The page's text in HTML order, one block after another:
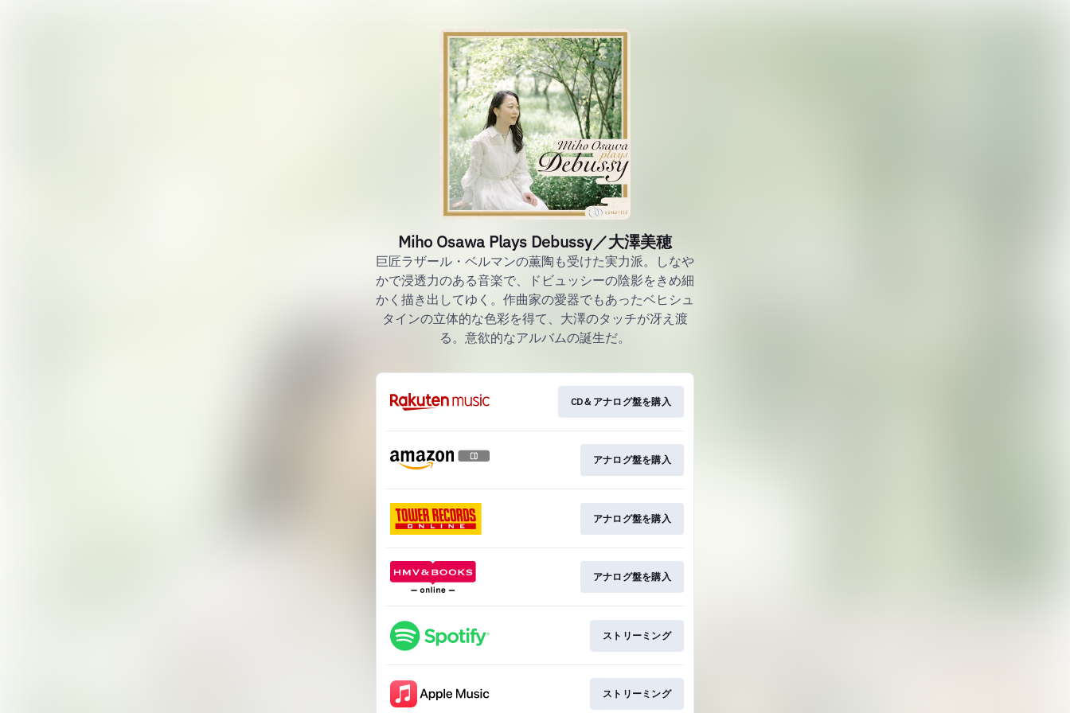
Miho Osawa Plays Debussy／大澤美穂
巨匠ラザール・ベルマンの薫陶も受けた実力派。しなや
かで浸透力のある音楽で、ドビュッシーの陰影をきめ細
かく描き出してゆく。作曲家の愛器でもあったベヒシュ
タインの立体的な色彩を得て、大澤のタッチが冴え渡
る。意欲的なアルバムの誕生だ。
CD＆アナログ盤を購入
アナログ盤を購入
アナログ盤を購入
アナログ盤を購入
ストリーミング
ストリーミング